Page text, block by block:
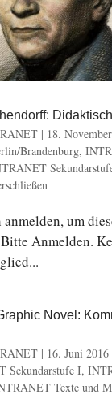
| 18.
Brandenburg,
an­mel­den, um
An­mel­den.
Novel:
| 16. Juni 2016
Sekundarstufe I,
Texte und